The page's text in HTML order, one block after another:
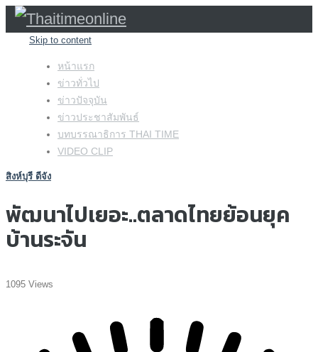
Skip to content
หน้าแรก
ข่าวทั่วไป
ข่าวปัจจุบัน
ข่าวประชาสัมพันธ์
บทบรรณาธิการ THAI TIME
VIDEO CLIP
สิงห์บุรี ดีจัง
พัฒนาไปเยอะ..ตลาดไทยย้อนยุค
บ้านระจัน
1095 Views